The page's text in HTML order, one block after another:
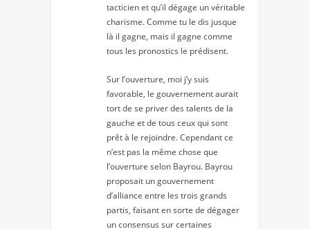
tacticien et qu’il dégage un véritable
charisme. Comme tu le dis jusque
là il gagne, mais il gagne comme
tous les pronostics le prédisent.
Sur l’ouverture, moi j’y suis
favorable, le gouvernement aurait
tort de se priver des talents de la
gauche et de tous ceux qui sont
prêt à le rejoindre. Cependant ce
n’est pas la même chose que
l’ouverture selon Bayrou. Bayrou
proposait un gouvernement
d’alliance entre les trois grands
partis, faisant en sorte de dégager
un consensus sur certaines